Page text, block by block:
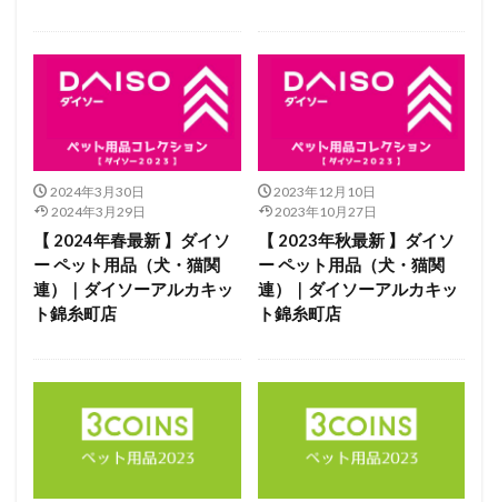
2024年3月30日
2024年3月29日
【 2024年春最新 】ダイソ
ー ペット用品（犬・猫関
連）｜ダイソーアルカキッ
ト錦糸町店
2023年12月10日
2023年10月27日
【 2023年秋最新 】ダイソ
ー ペット用品（犬・猫関
連）｜ダイソーアルカキッ
ト錦糸町店